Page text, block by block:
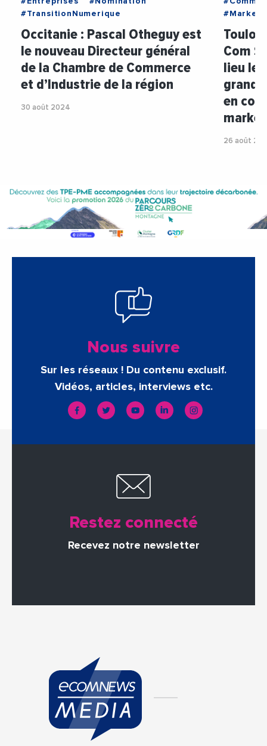
#TransitionNumerique
Occitanie : Pascal Otheguy est
le nouveau Directeur général
de la Chambre de Commerce
et d’Industrie de la région
30 août 2024
Com
lieu le
grand
en
26 août
Nous suivre
Sur les réseaux ! Du contenu exclusif.
Vidéos, articles, interviews etc.
Restez connecté
Recevez notre newsletter